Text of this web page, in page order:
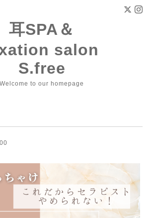
耳SPA＆
salon
S.free
Welcome to our homepage